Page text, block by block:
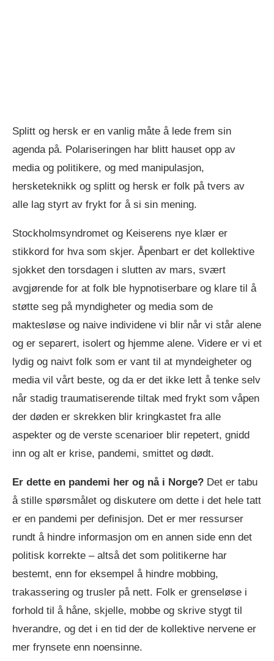
Splitt og hersk er en vanlig måte å lede frem sin
agenda på. Polariseringen har blitt hauset opp av
media og politikere, og med manipulasjon,
hersketeknikk og splitt og hersk er folk på tvers av
alle lag styrt av frykt for å si sin mening.
Stockholmsyndromet og Keiserens nye klær er
stikkord for hva som skjer. Åpenbart er det kollektive
sjokket den torsdagen i slutten av mars, svært
avgjørende for at folk ble hypnotiserbare og klare til å
støtte seg på myndigheter og media som de
maktesløse og naive individene vi blir når vi står alene
og er separert, isolert og hjemme alene. Videre er vi et
lydig og naivt folk som er vant til at myndeigheter og
media vil vårt beste, og da er det ikke lett å tenke selv
når stadig traumatiserende tiltak med frykt som våpen
der døden er skrekken blir kringkastet fra alle
aspekter og de verste scenarioer blir repetert, gnidd
inn og alt er krise, pandemi, smittet og dødt.
Er dette en pandemi her og nå i Norge? Det er tabu
å stille spørsmålet og diskutere om dette i det hele tatt
er en pandemi per definisjon. Det er mer ressurser
rundt å hindre informasjon om en annen side enn det
politisk korrekte – altså det som politikerne har
bestemt, enn for eksempel å hindre mobbing,
trakassering og trusler på nett. Folk er grenseløse i
forhold til å håne, skjelle, mobbe og skrive stygt til
hverandre, og det i en tid der de kollektive nervene er
mer frynsete enn noensinne.